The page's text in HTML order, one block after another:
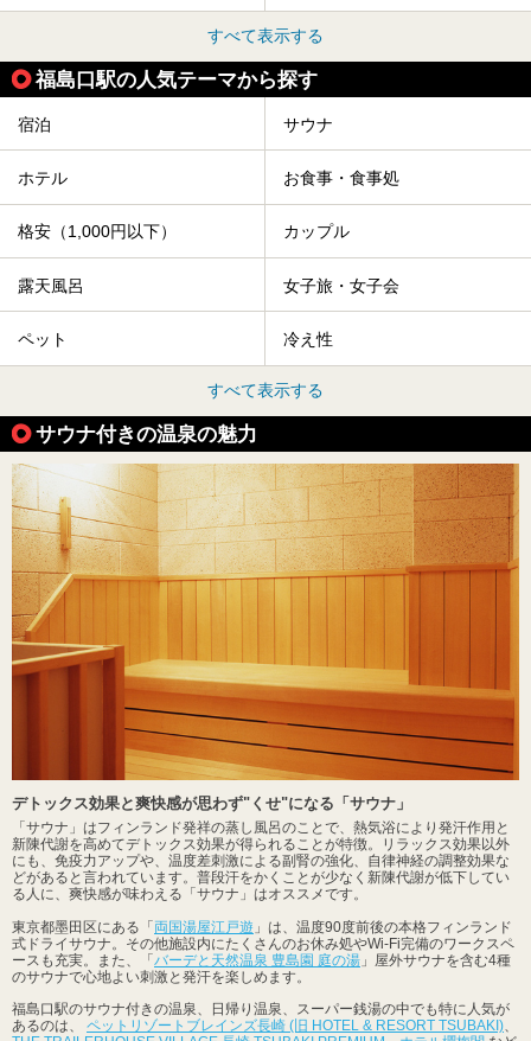
すべて表示する
福島口駅の人気テーマから探す
宿泊 サウナ
ホテル お食事・食事処
格安（1,000円以下） カップル
露天風呂 女子旅・女子会
ペット 冷え性
すべて表示する
サウナ付きの温泉の魅力
デトックス効果と爽快感が思わず"くせ"になる「サウナ」
「サウナ」はフィンランド発祥の蒸し風呂のことで、熱気浴により発汗作用と
新陳代謝を高めてデトックス効果が得られることが特徴。リラックス効果以外
にも、免疫力アップや、温度差刺激による副腎の強化、自律神経の調整効果な
どがあると言われています。普段汗をかくことが少なく新陳代謝が低下してい
る人に、爽快感が味わえる「サウナ」はオススメです。
東京都墨田区にある「 両国湯屋江戸遊 」は、温度90度前後の本格フィンランド
式ドライサウナ。その他施設内にたくさんのお休み処やWi-Fi完備のワークスペ
ースも充実。また、「 バーデと天然温泉 豊島園 庭の湯 」屋外サウナを含む4種
のサウナで心地よい刺激と発汗を楽しめます。
福島口駅のサウナ付きの温泉、日帰り温泉、スーパー銭湯の中でも特に人気が
あるのは、 ペットリゾートブレインズ長崎 (旧 HOTEL & RESORT TSUBAKI)、